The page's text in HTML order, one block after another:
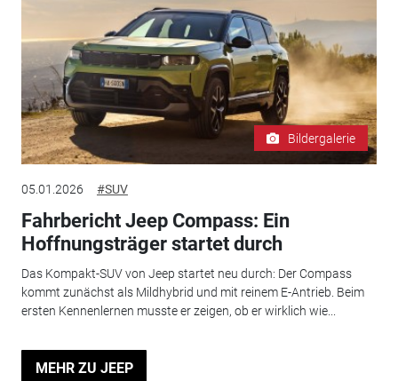
Bildergalerie
05.01.2026 #SUV
Fahrbericht Jeep Compass: Ein
Hoffnungsträger startet durch
Das Kompakt-SUV von Jeep startet neu durch: Der Compass
kommt zunächst als Mildhybrid und mit reinem E-Antrieb. Beim
ersten Kennenlernen musste er zeigen, ob er wirklich wie...
MEHR ZU JEEP